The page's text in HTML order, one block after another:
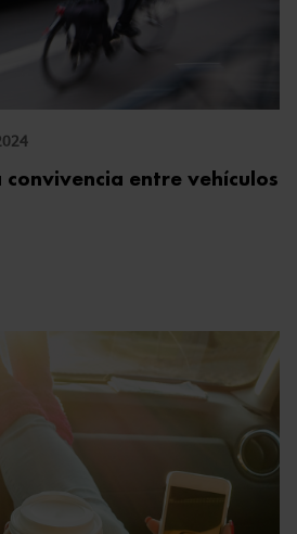
convivencia entre vehículos